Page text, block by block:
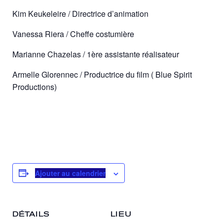
Kim Keukeleire / Directrice d’animation
Vanessa Riera / Cheffe costumière
Marianne Chazelas / 1ère assistante réalisateur
Armelle Glorennec / Productrice du film ( Blue Spirit
Productions)
Ajouter au calendrier
DÉTAILS LIEU